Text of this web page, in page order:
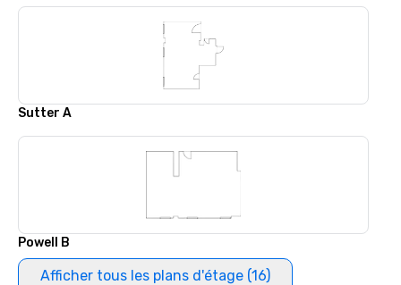
Sutter A
Powell B
Afficher tous les plans d'étage (16)